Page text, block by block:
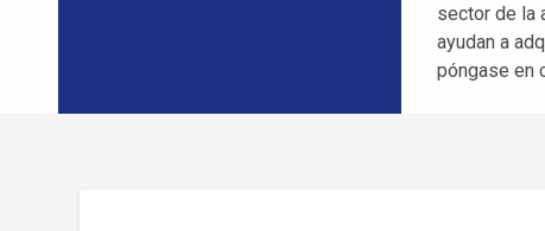
sector de la
ayudan a
póngase en